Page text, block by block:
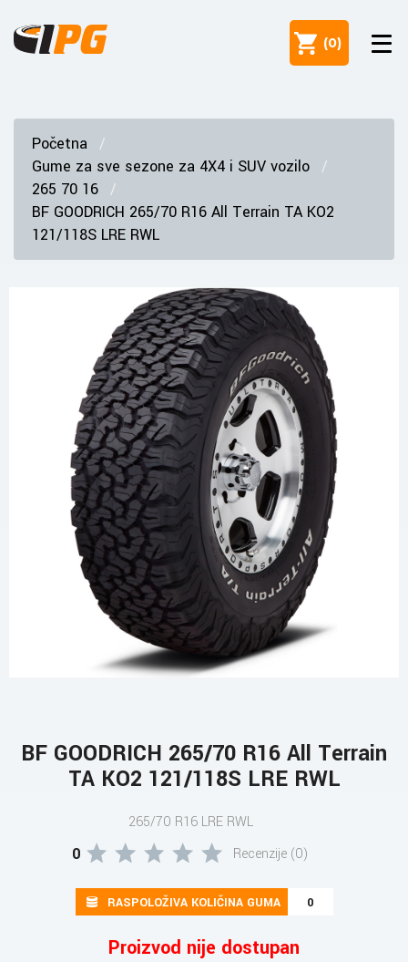
(0)
Početna
Gume za sve sezone za 4X4 i SUV vozilo
265 70 16
BF GOODRICH 265/70 R16 All Terrain TA KO2
121/118S LRE RWL
BF GOODRICH 265/70 R16 All Terrain
TA KO2 121/118S LRE RWL
265/70 R16 LRE RWL
0 Recenzije (0)
RASPOLOŽIVA KOLIČINA GUMA 0
Proizvod nije dostupan